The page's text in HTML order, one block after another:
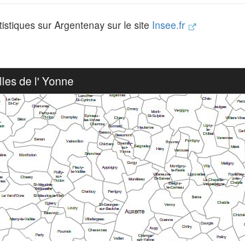
sur Argentenay sur le site Insee.fr
de l' Yonne